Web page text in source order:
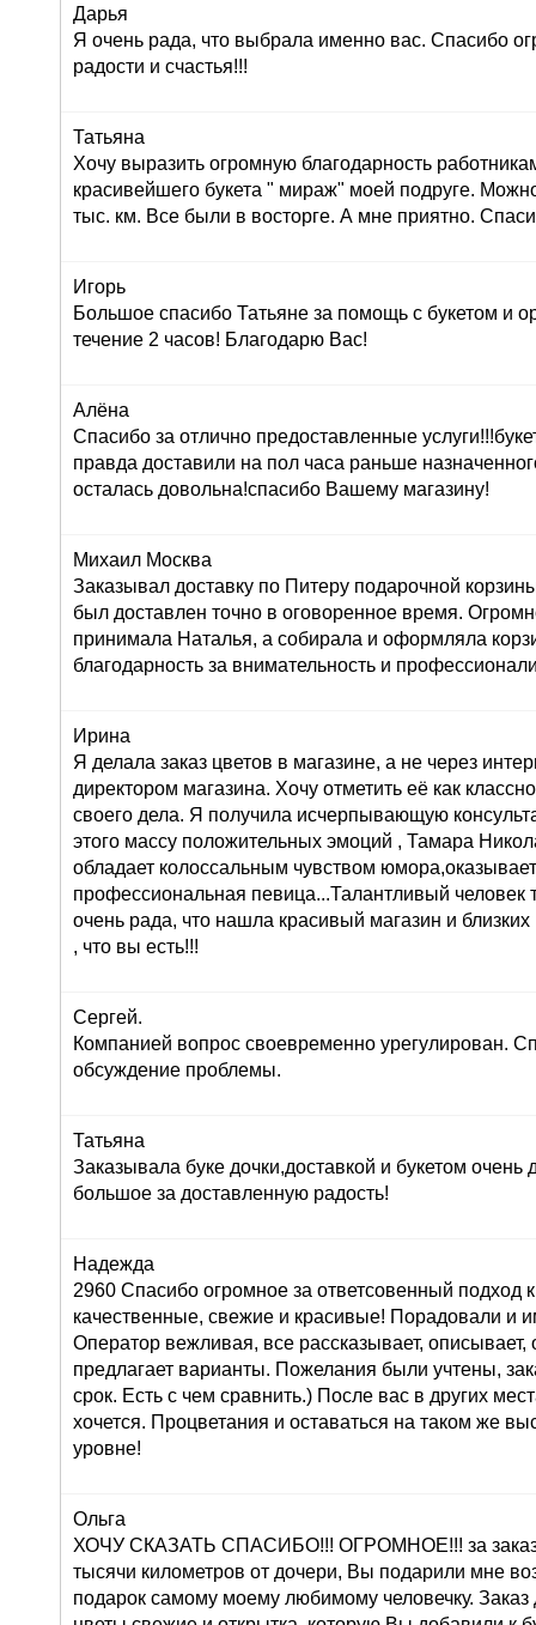
Дарья
Я очень рада, что выбрала именно вас. Спасибо
радости и счастья!!!
Татьяна
Хочу выразить огромную благодарность
красивейшего букета " мираж" моей подруге.
тыс. км. Все были в восторге. А мне приятно.
Игорь
Большое спасибо Татьяне за помощь с букетом и
течение 2 часов! Благодарю Вас!
Алёна
Спасибо за отлично предоставленные
правда доставили на пол часа раньше
осталась довольна!спасибо Вашему магазину!
Михаил Москва
Заказывал доставку по Питеру подарочной
был доставлен точно в оговоренное время.
принимала Наталья, а собирала и оформляла
благодарность за внимательность и
Ирина
Я делала заказ цветов в магазине, а не через
директором магазина. Хочу отметить её как
своего дела. Я получила исчерпывающую
этого массу положительных эмоций , Тамара
обладает колоссальным чувством
профессиональная певица...Талантливый человек
очень рада, что нашла красивый магазин и
, что вы есть!!!
Сергей.
Компанией вопрос своевременно урегулирован.
обсуждение проблемы.
Татьяна
Заказывала буке дочки,доставкой и букетом
большое за доставленную радость!
Надежда
2960 Спасибо огромное за ответсовенный подход
качественные, свежие и красивые! Порадовали и
Оператор вежливая, все рассказывает, описывает,
предлагает варианты. Пожелания были учтены,
срок. Есть с чем сравнить.) После вас в других
хочется. Процветания и оставаться на таком же
уровне!
Ольга
ХОЧУ СКАЗАТЬ СПАСИБО!!! ОГРОМНОЕ!!! за заказ
тысячи километров от дочери, Вы подарили мне
подарок самому моему любимому человечку.